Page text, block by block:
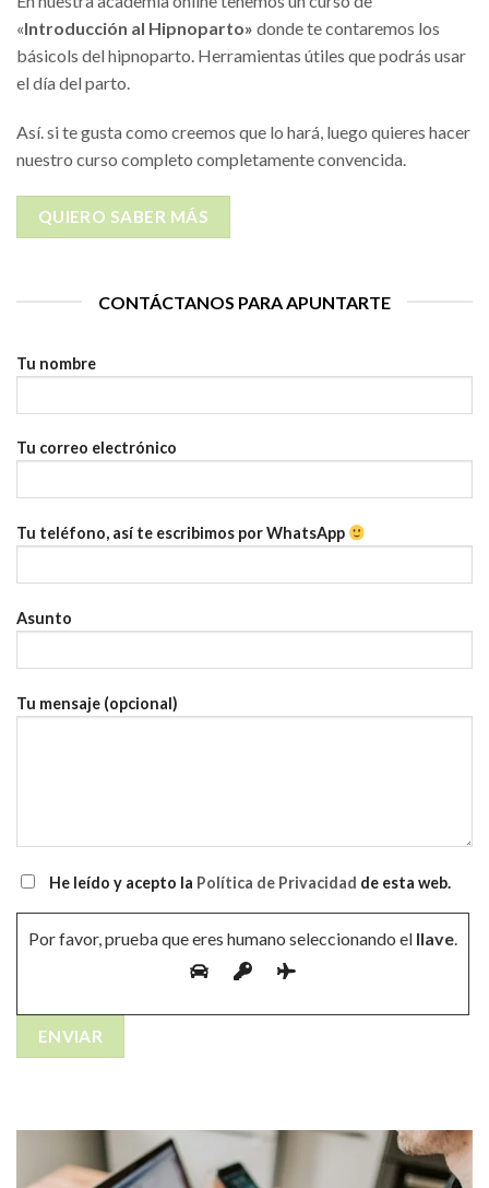
«Introducción al Hipnoparto» donde te contaremos los
básicols del hipnoparto. Herramientas útiles que podrás usar
el día del parto.
Así. si te gusta como creemos que lo hará, luego quieres hacer
nuestro curso completo completamente convencida.
QUIERO SABER MÁS
CONTÁCTANOS PARA APUNTARTE
Tu nombre
Tu correo electrónico
Tu teléfono, así te escribimos por WhatsApp
Asunto
Tu mensaje (opcional)
He leído y acepto la Política de Privacidad de esta web.
Por favor, prueba que eres humano seleccionando el llave.